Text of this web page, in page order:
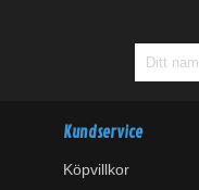
Kundservice
Köpvillkor